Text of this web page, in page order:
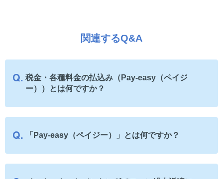
関連するQ&A
税金・各種料金の払込み（Pay-easy（ペイジ
ー））とは何ですか？
「Pay-easy（ペイジー）」とは何ですか？